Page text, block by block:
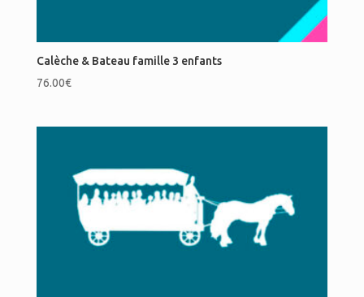
Calèche & Bateau famille 3 enfants
76.00€